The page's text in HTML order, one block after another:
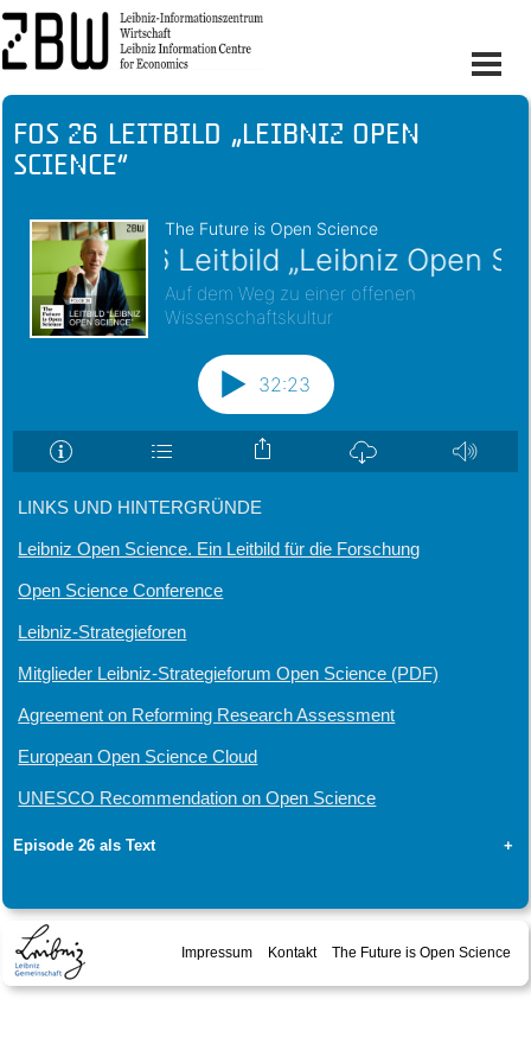
FOS 26 Leitbild „Leibniz Open
Science“
LINKS UND HINTERGRÜNDE
Leibniz Open Science. Ein Leitbild für die Forschung
Open Science Conference
Leibniz-Strategieforen
Mitglieder Leibniz-Strategieforum Open Science (PDF)
Agreement on Reforming Research Assessment
European Open Science Cloud
UNESCO Recommendation on Open Science
Episode 26 als Text +
Impressum Kontakt The Future is Open Science